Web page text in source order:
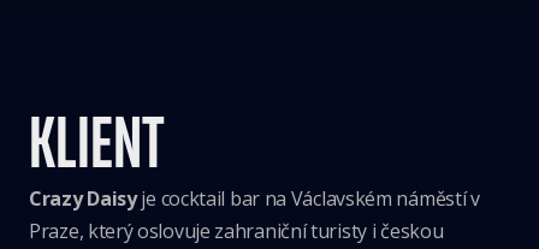
KLIENT
Crazy Daisyje cocktail bar na Václavském náměstí v
Praze, který oslovuje zahraniční turisty i českou